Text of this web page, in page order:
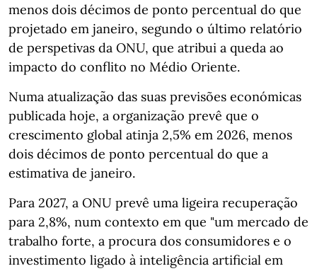
menos dois décimos de ponto percentual do que
projetado em janeiro, segundo o último relatório
de perspetivas da ONU, que atribui a queda ao
impacto do conflito no Médio Oriente.
Numa atualização das suas previsões económicas
publicada hoje, a organização prevê que o
crescimento global atinja 2,5% em 2026, menos
dois décimos de ponto percentual do que a
estimativa de janeiro.
Para 2027, a ONU prevê uma ligeira recuperação
para 2,8%, num contexto em que "um mercado de
trabalho forte, a procura dos consumidores e o
investimento ligado à inteligência artificial em